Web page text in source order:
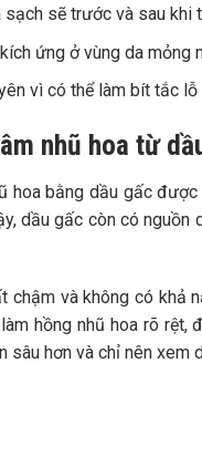
sạch sẽ trước và sau
ứng ở vùng da mỏng
vì có thể làm bít tắc lỗ
nhũ hoa từ
hoa bằng dầu gấc
dầu gấc còn có
chậm và không có
hồng nhũ hoa rõ
sâu hơn và chỉ nên